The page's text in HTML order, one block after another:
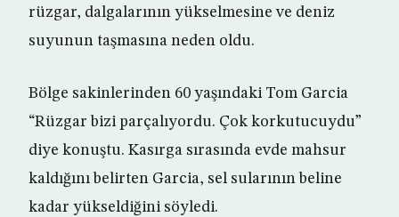
rüzgar, dalgalarının yükselmesine ve deniz
suyunun taşmasına neden oldu.
Bölge sakinlerinden 60 yaşındaki Tom Garcia
“Rüzgar bizi parçalıyordu. Çok korkutucuydu”
diye konuştu. Kasırga sırasında evde mahsur
kaldığını belirten Garcia, sel sularının beline
kadar yükseldiğini söyledi.